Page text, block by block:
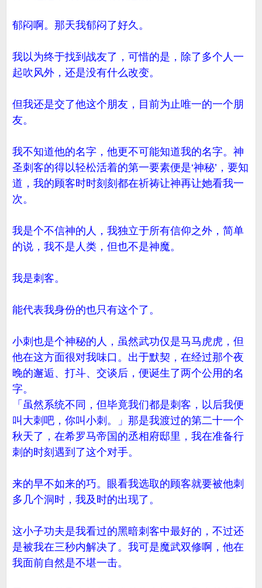
郁闷啊。那天我郁闷了好久。
我以为终于找到战友了，可惜的是，除了多个人一
起吹风外，还是没有什么改变。
但我还是交了他这个朋友，目前为止唯一的一个朋
友。
我不知道他的名字，他更不可能知道我的名字。神
圣刺客的得以轻松活着的第一要素便是‘神秘’，要知
道，我的顾客时时刻刻都在祈祷让神再让她看我一
次。
我是个不信神的人，我独立于所有信仰之外，简单
的说，我不是人类，但也不是神魔。
我是刺客。
能代表我身份的也只有这个了。
小刺也是个神秘的人，虽然武功仅是马马虎虎，但
他在这方面很对我味口。出于默契，在经过那个夜
晚的邂逅、打斗、交谈后，便诞生了两个公用的名
字。
「虽然系统不同，但毕竟我们都是刺客，以后我便
叫大刺吧，你叫小刺。」那是我渡过的第二十一个
秋天了，在希罗马帝国的丞相府邸里，我在准备行
刺的时刻遇到了这个对手。
来的早不如来的巧。眼看我选取的顾客就要被他刺
多几个洞时，我及时的出现了。
这小子功夫是我看过的黑暗刺客中最好的，不过还
是被我在三秒内解决了。我可是魔武双修啊，他在
我面前自然是不堪一击。